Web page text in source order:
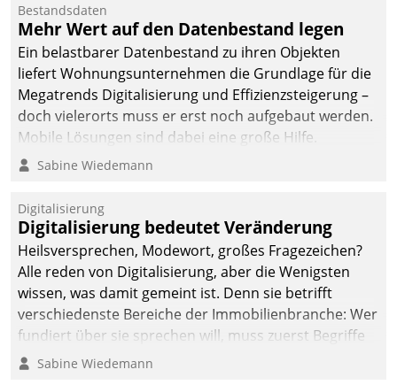
Datatrain. Die meravis
Wohnungsbau- und
Immobilien GmbH hat
sich dabei für den Betrieb
der Lösung über die SAP
Cloud Platform
entschieden - als erstes
Unternehmen am
Bestandsdaten
Mehr Wert auf den Datenbestand legen
Ein belastbarer Datenbestand zu ihren Objekten
liefert Wohnungsunternehmen die Grundlage für die
Megatrends Digitalisierung und Effizienzsteigerung –
doch vielerorts muss er erst noch aufgebaut werden.
Mobile Lösungen sind dabei eine große Hilfe.
Sabine Wiedemann
Digitalisierung
Digitalisierung bedeutet Veränderung
Heilsversprechen, Modewort, großes Fragezeichen?
Alle reden von Digitalisierung, aber die Wenigsten
wissen, was damit gemeint ist. Denn sie betrifft
verschiedenste Bereiche der Immobilienbranche: Wer
fundiert über sie sprechen will, muss zuerst Begriffe
klären. Ein Aspekt ist die betriebliche Optimierung:
Sabine Wiedemann